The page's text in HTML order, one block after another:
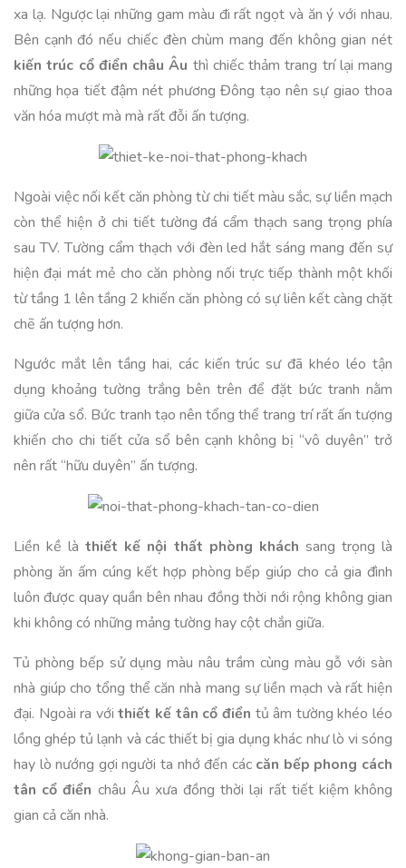
xa lạ. Ngược lại những gam màu đi rất ngọt và ăn ý với nhau.
Bên cạnh đó nếu chiếc đèn chùm mang đến không gian nét
kiến trúc cổ điển châu Âu thì chiếc thảm trang trí lại mang
những họa tiết đậm nét phương Đông tạo nên sự giao thoa
văn hóa mượt mà mà rất đỗi ấn tượng.
Ngoài việc nối kết căn phòng từ chi tiết màu sắc, sự liền mạch
còn thể hiện ở chi tiết tường đá cẩm thạch sang trọng phía
sau TV. Tường cẩm thạch với đèn led hắt sáng mang đến sự
hiện đại mát mẻ cho căn phòng nối trực tiếp thành một khối
từ tầng 1 lên tầng 2 khiến căn phòng có sự liên kết càng chặt
chẽ ấn tượng hơn.
Ngước mắt lên tầng hai, các kiến trúc sư đã khéo léo tận
dụng khoảng tường trắng bên trên để đặt bức tranh nằm
giữa cửa sổ. Bức tranh tạo nên tổng thể trang trí rất ấn tượng
khiến cho chi tiết cửa sổ bên cạnh không bị “vô duyên” trở
nên rất “hữu duyên” ấn tượng.
Liền kề làthiết kế nội thất phòng khách sang trọng là
phòng ăn ấm cúng kết hợp phòng bếp giúp cho cả gia đình
luôn được quay quần bên nhau đồng thời nới rộng không gian
khi không có những mảng tường hay cột chắn giữa.
Tủ phòng bếp sử dụng màu nâu trầm cùng màu gỗ với sàn
nhà giúp cho tổng thể căn nhà mang sự liền mạch và rất hiện
đại. Ngoài ra vớithiết kế tân cổ điển tủ âm tường khéo léo
lồng ghép tủ lạnh và các thiết bị gia dụng khác như lò vi sóng
hay lò nướng gợi người ta nhớ đến các căn bếp phong cách
tân cổ điển châu Âu xưa đồng thời lại rất tiết kiệm không
gian cả căn nhà.